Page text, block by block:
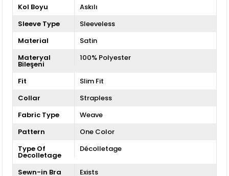
Kol Boyu
Askılı
Sleeve Type
Sleeveless
Material
Satin
Materyal
Bileşeni
100% Polyester
Fit
Slim Fit
Collar
Strapless
Fabric Type
Weave
Pattern
One Color
Type Of
Decolletage
Décolletage
Sewn-in Bra
Exists